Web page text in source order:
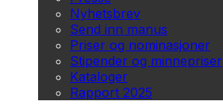
Nyhetsbrev
Send inn manus
Priser og nominasjoner
Stipender og minnepriser
Kataloger
Rapport 2025